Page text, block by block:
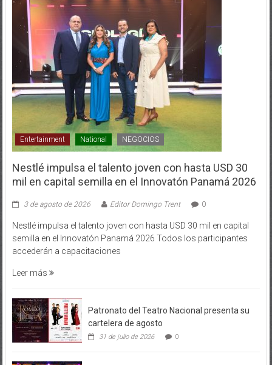
Entertainment National NEGOCIOS
Nestlé impulsa el talento joven con hasta USD 30
mil en capital semilla en el Innovatón Panamá 2026
3 de agosto de 2026 Editor Domingo Trent 0
Nestlé impulsa el talento joven con hasta USD 30 mil en capital
semilla en el Innovatón Panamá 2026 Todos los participantes
accederán a capacitaciones
Leer más
Patronato del Teatro Nacional presenta su
cartelera de agosto
31 de julio de 2026 0